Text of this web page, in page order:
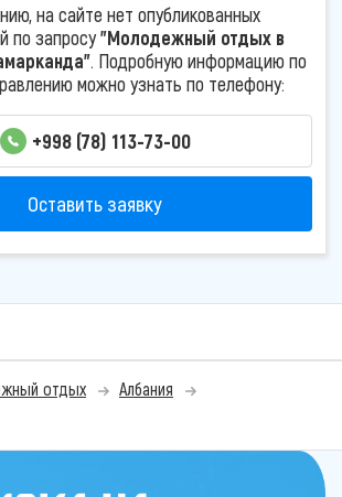
на сайте нет опубликованных
по запросу"Молодежный отдых в
. Подробную информацию по
можно узнать по телефону:
+998 (78) 113-73-00
Оставить заявку
отдых
Албания